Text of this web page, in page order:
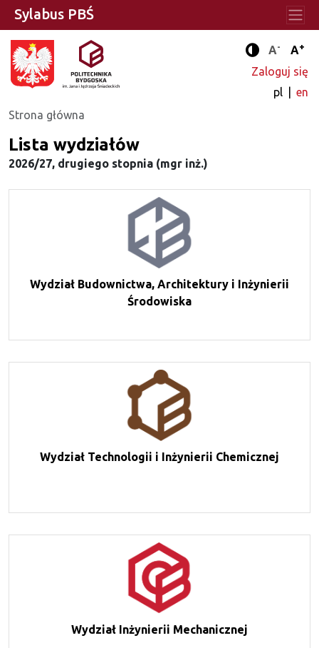
Tryb
A- A+
Zaloguj się
pl
en
Strona główna
Sylabus PBŚ
Lista wydziałów
2026/27, drugiego stopnia (mgr inż.)
Wydział Budownictwa, Architektury i Inżynierii
Środowiska
Wydział Technologii i Inżynierii Chemicznej
Wydział Inżynierii Mechanicznej